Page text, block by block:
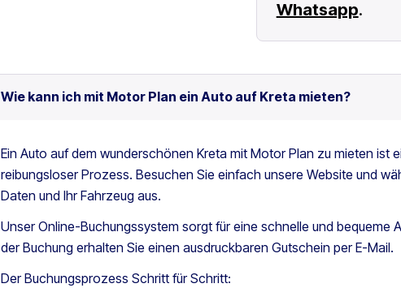
Whatsapp.
Wie kann ich mit Motor Plan ein Auto auf Kreta mieten?
Ein Auto auf dem wunderschönen Kreta mit Motor Plan zu mieten ist
reibungsloser Prozess. Besuchen Sie einfach unsere Website und
Daten und Ihr Fahrzeug aus.
Unser Online-Buchungssystem sorgt für eine schnelle und bequeme
der Buchung erhalten Sie einen ausdruckbaren Gutschein per E-Mail.
Der Buchungsprozess Schritt für Schritt: